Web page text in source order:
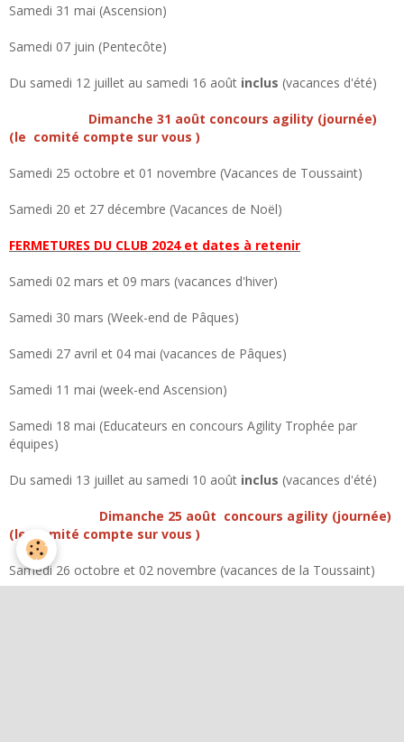
Samedi 31 mai (Ascension)
Samedi 07 juin (Pentecôte)
Du samedi 12 juillet au samedi 16 août inclus (vacances d'été)
Dimanche 31 août concours agility (journée)
(le comité compte sur vous )
Samedi 25 octobre et 01 novembre (Vacances de Toussaint)
Samedi 20 et 27 décembre (Vacances de Noël)
FERMETURES DU CLUB 2024 et dates à retenir
Samedi 02 mars et 09 mars (vacances d'hiver)
Samedi 30 mars (Week-end de Pâques)
Samedi 27 avril et 04 mai (vacances de Pâques)
Samedi 11 mai (week-end Ascension)
Samedi 18 mai (Educateurs en concours Agility Trophée par
équipes)
Du samedi 13 juillet au samedi 10 août inclus (vacances d'été)
Dimanche 25 août concours agility (journée)
(le comité compte sur vous )
Samedi 26 octobre et 02 novembre (vacances de la Toussaint)